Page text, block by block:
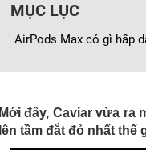
MỤC LỤC
AirPods Max có gì hấp
Mới đây, Caviar vừa ra
lên tầm đắt đỏ nhất thế